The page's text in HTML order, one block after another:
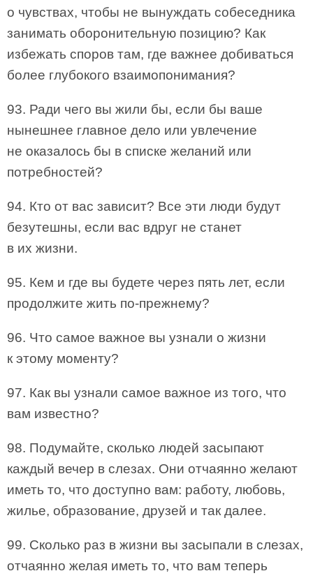
о чувствах, чтобы не вынуждать собеседника
занимать оборонительную позицию? Как
избежать споров там, где важнее добиваться
более глубокого взаимопонимания?
93. Ради чего вы жили бы, если бы ваше
нынешнее главное дело или увлечение
не оказалось бы в списке желаний или
потребностей?
94. Кто от вас зависит? Все эти люди будут
безутешны, если вас вдруг не станет
в их жизни.
95. Кем и где вы будете через пять лет, если
продолжите жить по-прежнему?
96. Что самое важное вы узнали о жизни
к этому моменту?
97. Как вы узнали самое важное из того, что
вам известно?
98. Подумайте, сколько людей засыпают
каждый вечер в слезах. Они отчаянно желают
иметь то, что доступно вам: работу, любовь,
жилье, образование, друзей и так далее.
99. Сколько раз в жизни вы засыпали в слезах,
отчаянно желая иметь то, что вам теперь